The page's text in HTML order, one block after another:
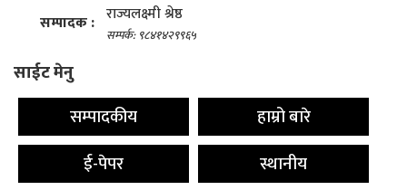
सम्पादक : राज्यलक्ष्मी श्रेष्ठ
सम्पर्क: ९८४१४२९९६५
साईट मेनु
सम्पादकीय
हाम्रो बारे
ई-पेपर
स्थानीय